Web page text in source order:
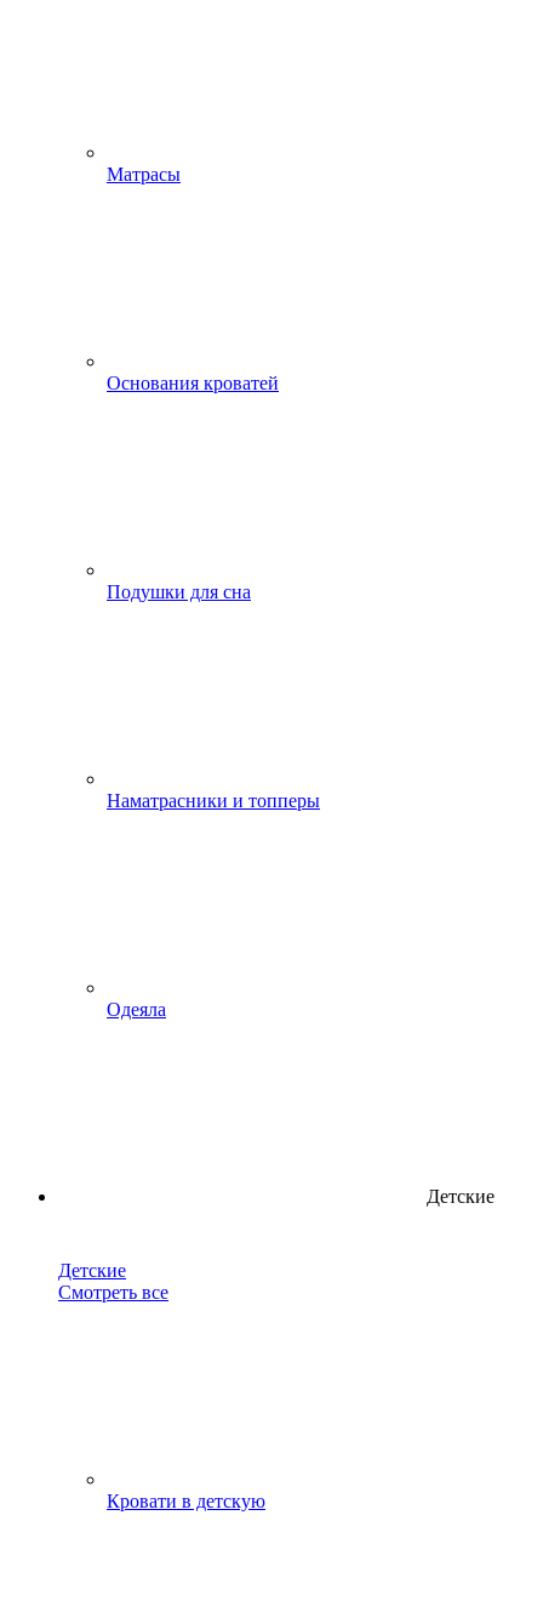
Матрасы
Основания кроватей
Подушки для сна
Наматрасники и топперы
Одеяла
Детские
Детские
Смотреть все
Кровати в детскую